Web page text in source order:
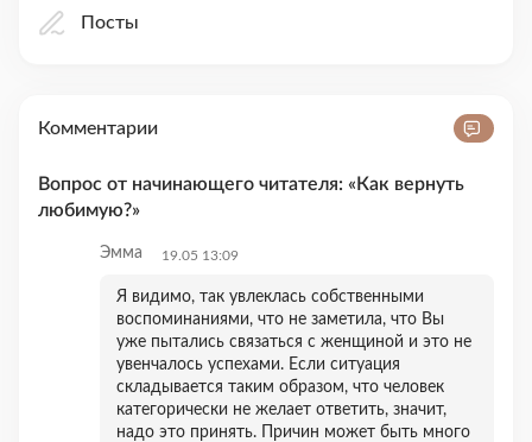
Посты
Комментарии
Вопрос от начинающего читателя: «Как вернуть
любимую?»
Эмма 19.05 13:09
Я видимо, так увлеклась собственными
воспоминаниями, что не заметила, что Вы
уже пытались связаться с женщиной и это не
увенчалось успехами. Если ситуация
складывается таким образом, что человек
категорически не желает ответить, значит,
надо это принять. Причин может быть много